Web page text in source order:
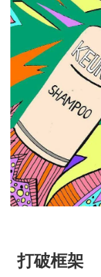
打破框架